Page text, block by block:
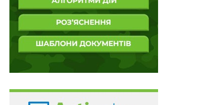
листок, на веб-сайті УЦОЯО створюють інформаційну
сторінку «Кабінет вступника», доступ до якої
здійснюється за номером екзаменаційного листка та
РIN-кодом, зазначеним у ньому.
Вступні випробування проводитимуться в Києві та в
усіх обласних центрах України (крім Донецька і